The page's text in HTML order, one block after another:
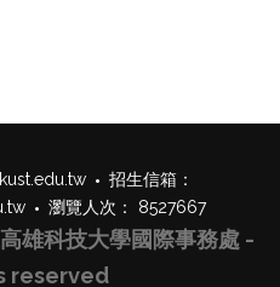
招生信箱：
瀏覽人次： 8527667
雄科技大學國際事務處 -
reserved